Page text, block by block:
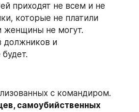
приходят не всем и не
которые не платили
женщины не могут.
должников и
с командиром.
самоубийственных